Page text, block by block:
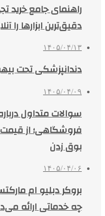
راهنمای جامع خرید
دقیق‌ترین ابزارها را
۱۴۰۵/۰۴/۱۳
دندانپزشکی تحت
۱۴۰۵/۰۴/۰۹
سوالات متداول
فروشگاهی؛ از
بوق زدن
۱۴۰۵/۰۴/۰۶
چه خدماتی ارائه